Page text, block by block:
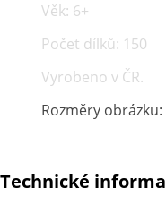
Věk: 6+
Počet dílků: 150
Vyrobeno v ČR.
Rozměry obrázku:
Technické